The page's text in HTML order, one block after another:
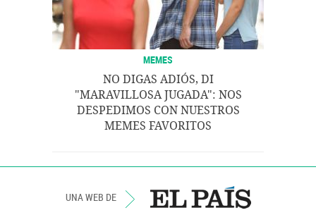
MEMES
NO DIGAS ADIÓS, DI
"MARAVILLOSA JUGADA": NOS
DESPEDIMOS CON NUESTROS
MEMES FAVORITOS
UNA WEB DE